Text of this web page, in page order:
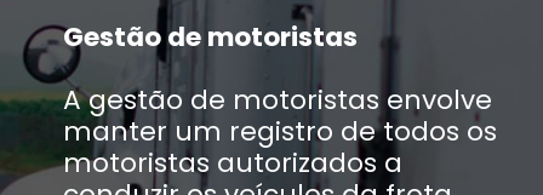
Gestão de motoristas
A gestão de motoristas envolve
manter um registro de todos os
motoristas autorizados a